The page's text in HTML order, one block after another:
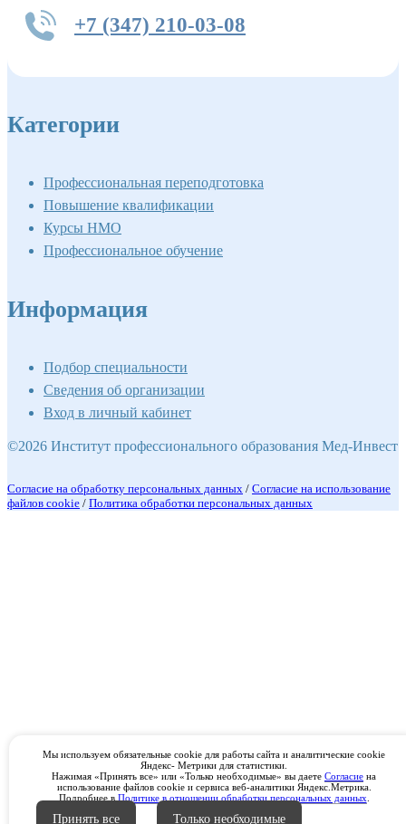
+7 (347) 210-03-08
Категории
Профессиональная переподготовка
Повышение квалификации
Курсы НМО
Профессиональное обучение
Информация
Подбор специальности
Сведения об организации
Вход в личный кабинет
©2026 Институт профессионального образования Мед-Инвест
Согласие на обработку персональных данных / Согласие на использование
файлов cookie / Политика обработки персональных данных
Мы используем обязательные cookie для работы сайта и аналитические cookie
Яндекс- Метрики для статистики.
Нажимая «Принять все» или «Только необходимые» вы даете Согласие на
использование файлов cookie и сервиса веб-аналитики Яндекс.Метрика.
Подробнее в Политике в отношении обработки персональных данных
Принять все Только необходимые